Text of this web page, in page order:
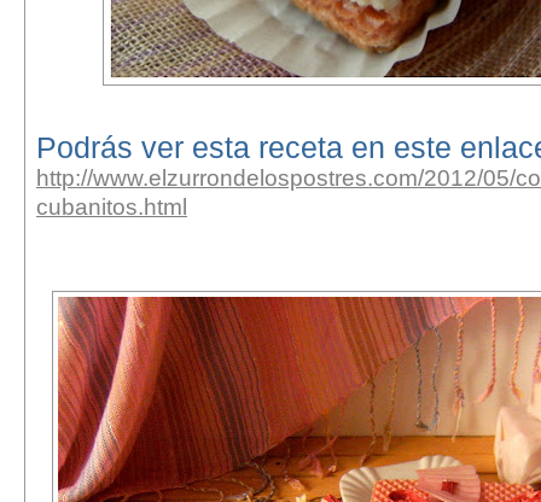
Podrás ver esta receta en este
http://www.elzurrondelospostres.com/2012/05/
cubanitos.html